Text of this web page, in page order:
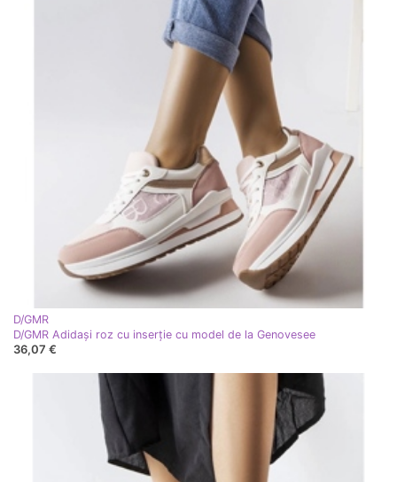
D/GMR
D/GMR Adidași roz cu inserție cu model de la Genovesee
36,07 €